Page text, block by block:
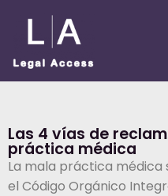
Las 4 vías de
práctica médica
La mala práctica
el Código Orgánico